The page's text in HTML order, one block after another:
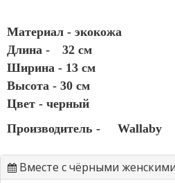
Материал - экокожа
Длина -
32 см
Ширина - 13 см
Высота - 30 см
Цвет - черный
Производитель -
Wallaby
Вместе с чёрными